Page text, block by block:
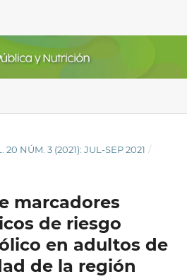
20 NÚM. 3 (2021): JUL-SEP 2021 /
marcadores
de riesgo
en adultos de
de la región